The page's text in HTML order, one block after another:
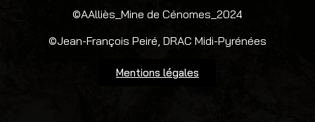
©AAlliès_Mine de Cénomes_2024
©Jean-François Peiré, DRAC Midi-Pyrénées
Mentions légales